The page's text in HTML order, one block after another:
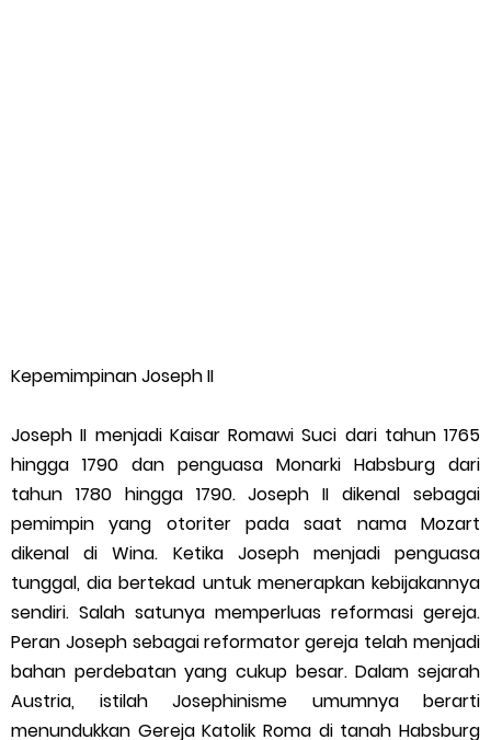
Kepemimpinan Joseph II
Joseph II menjadi Kaisar Romawi Suci dari tahun 1765
hingga 1790 dan penguasa Monarki Habsburg dari
tahun 1780 hingga 1790. Joseph II dikenal sebagai
pemimpin yang otoriter pada saat nama Mozart
dikenal di Wina. Ketika Joseph menjadi penguasa
tunggal, dia bertekad untuk menerapkan kebijakannya
sendiri. Salah satunya memperluas reformasi gereja.
Peran Joseph sebagai reformator gereja telah menjadi
bahan perdebatan yang cukup besar. Dalam sejarah
Austria, istilah Josephinisme umumnya berarti
menundukkan Gereja Katolik Roma di tanah Habsburg